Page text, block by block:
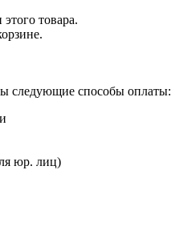
товара.
следующие способы оплаты:
юр. лиц)